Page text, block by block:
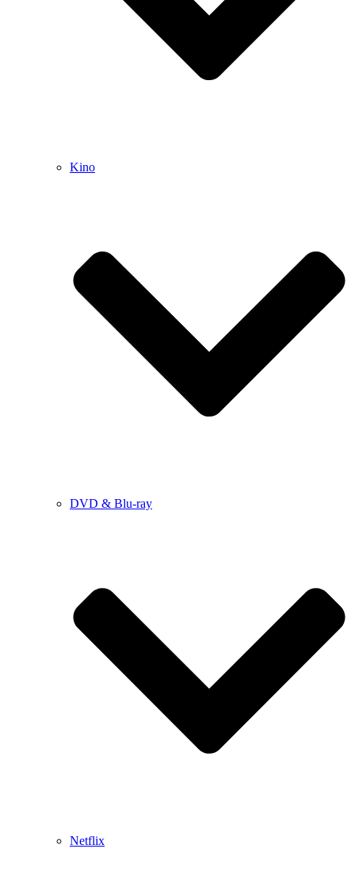
Kino
DVD & Blu-ray
Netflix